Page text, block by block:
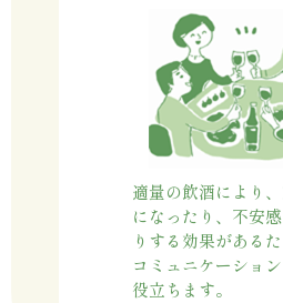
適量の飲酒により
になったり、不安
りする効果がある
コミュニケーショ
役立ちます。